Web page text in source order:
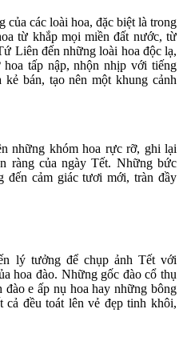
của các loài hoa, đặc biệt là trong
từ khắp mọi miền đất nước, từ
Liên đến những loài hoa độc lạ,
tấp nập, nhộn nhịp với tiếng
bán, tạo nên một khung cảnh
những khóm hoa rực rỡ, ghi lại
ràng của ngày Tết. Những bức
đến cảm giác tươi mới, tràn đầy
lý tưởng để chụp ảnh Tết với
hoa đào. Những gốc đào cổ thụ
e ấp nụ hoa hay những bông
cả đều toát lên vẻ đẹp tinh khôi,